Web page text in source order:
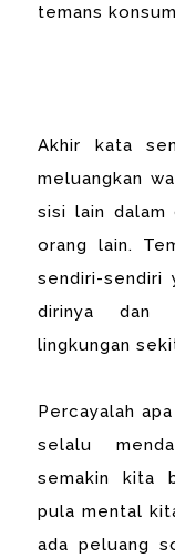
temans
Akhir kata
meluangkan
sisi lain dalam
orang lain.
sendiri-sendiri
dirinya dan
lingkungan
Percayalah
selalu
semakin kita
pula mental
ada peluang